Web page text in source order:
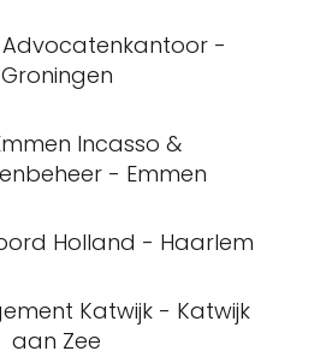
-
Groningen
Incasso &
- Emmen
Holland - Haarlem
Katwijk - Katwijk
aan Zee